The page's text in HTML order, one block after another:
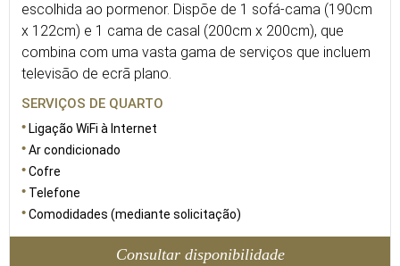
escolhida ao pormenor. Dispõe de 1 sofá-cama (190cm
x 122cm) e 1 cama de casal (200cm x 200cm), que
combina com uma vasta gama de serviços que incluem
televisão de ecrã plano.
SERVIÇOS DE QUARTO
Ligação WiFi à Internet
Ar condicionado
Cofre
Telefone
Comodidades (mediante solicitação)
Consultar disponibilidade